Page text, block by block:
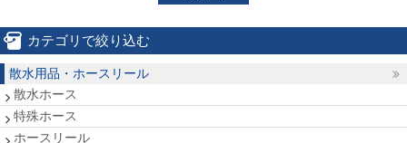
カテゴリで絞り込む
散水用品・ホースリール
散水ホース
特殊ホース
ホースリール